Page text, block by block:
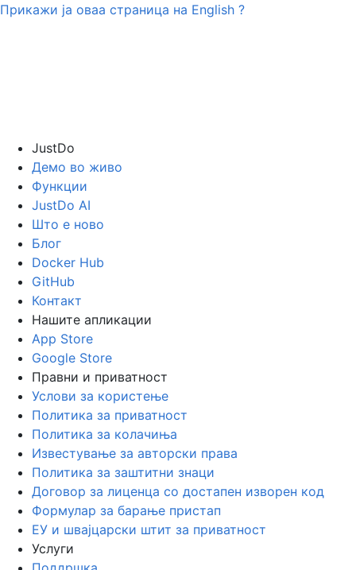
Прикажи ја оваа страница на English ?
JustDo
Демо во живо
Функции
JustDo AI
Што е ново
Блог
Docker Hub
GitHub
Контакт
Нашите апликации
App Store
Google Store
Правни и приватност
Услови за користење
Политика за приватност
Политика за колачиња
Известување за авторски права
Политика за заштитни знаци
Договор за лиценца со достапен изворен код
Формулар за барање пристап
ЕУ и швајцарски штит за приватност
Услуги